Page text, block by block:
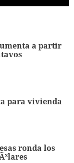
a partir
para vivienda
ronda los